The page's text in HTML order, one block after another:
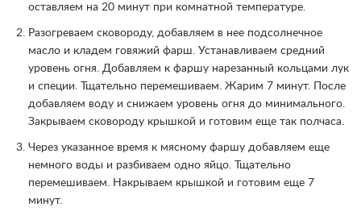
оставляем на 20 минут при комнатной температуре.
Разогреваем сковороду, добавляем в нее подсолнечное
масло и кладем говяжий фарш. Устанавливаем средний
уровень огня. Добавляем к фаршу нарезанный кольцами лук
и специи. Тщательно перемешиваем. Жарим 7 минут. После
добавляем воду и снижаем уровень огня до минимального.
Закрываем сковороду крышкой и готовим еще так полчаса.
Через указанное время к мясному фаршу добавляем еще
немного воды и разбиваем одно яйцо. Тщательно
перемешиваем. Накрываем крышкой и готовим еще 7
минут.